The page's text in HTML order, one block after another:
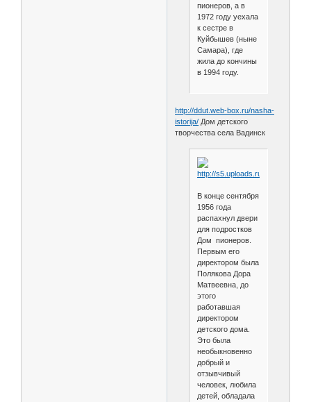
пионеров, а в
1972 году уехала
к сестре в
Куйбышев (ныне
Самара), где
жила до кончины
в 1994 году.
http://ddut.web-box.ru/nasha-
istorija/ Дом детского
творчества села Вадинск
В конце сентября
1956 года
распахнул двери
для подростков
Дом пионеров.
Первым его
директором была
Полякова Дора
Матвеевна, до
этого
работавшая
директором
детского дома.
Это была
необыкновенно
добрый и
отзывчивый
человек, любила
детей, обладала